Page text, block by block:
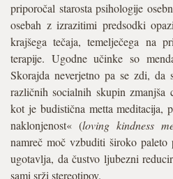
priporočal starosta psihologije
osebah z izrazitimi predsodki
krajšega tečaja, temelječega na
terapije. Ugodne učinke so
Skorajda neverjetno pa se zdi, da
različnih socialnih skupin
kot je budistična metta meditacija,
naklonjenost« (loving kindness
namreč moč vzbuditi široko paleto
ugotavlja, da čustvo ljubezni
sami srži stereotipov.